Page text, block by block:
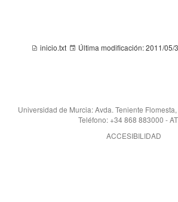
inicio.txt Última modificación:2011/05/
Universidad de Murcia: Avda. Teniente Flomesta,
Teléfono: +34 868 883000 -
ACCESIBILIDAD